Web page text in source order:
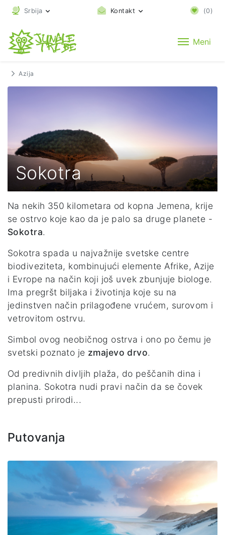
Srbija Kontakt (0)
Meni
Azija
Sokotra
Na nekih 350 kilometara od kopna Jemena, krije
se ostrvo koje kao da je palo sa druge planete -
Sokotra.
Sokotra spada u najvažnije svetske centre
biodiveziteta, kombinujući elemente Afrike, Azije
i Evrope na način koji još uvek zbunjuje biologe.
Ima pregršt biljaka i životinja koje su na
jedinstven način prilagođene vrućem, surovom i
vetrovitom ostrvu.
Simbol ovog neobičnog ostrva i ono po čemu je
svetski poznato je zmajevo drvo.
Od predivnih divljih plaža, do peščanih dina i
planina. Sokotra nudi pravi način da se čovek
prepusti prirodi...
Putovanja